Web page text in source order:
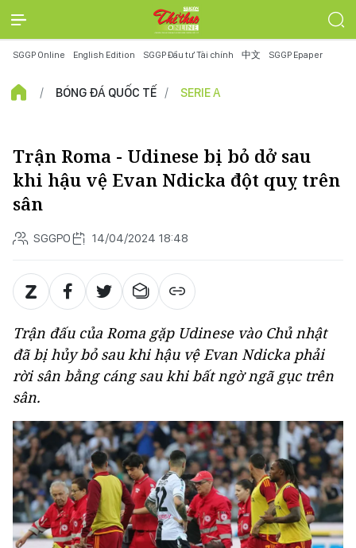
SGGP Online English Edition SGGP Đầu tư Tài chính 中文 SGGP Epaper
BÓNG ĐÁ QUỐC TẾ SERIE A
Trận Roma - Udinese bị bỏ dở sau
khi hậu vệ Evan Ndicka đột quỵ trên
sân
SGGPO 14/04/2024 18:48
Trận đấu của Roma gặp Udinese vào Chủ nhật
đã bị hủy bỏ sau khi hậu vệ Evan Ndicka phải
rời sân bằng cáng sau khi bất ngờ ngã gục trên
sân.